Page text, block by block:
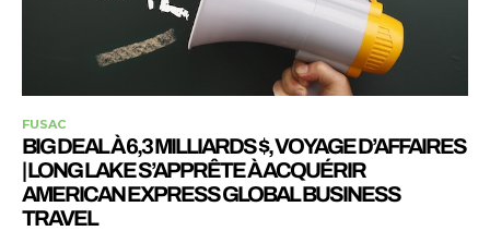
FUSAC
BIG DEAL À 6,3 MILLIARDS $, VOYAGE D’AFFAIRES
| LONG LAKE S’APPRÊTE À ACQUÉRIR
AMERICAN EXPRESS GLOBAL BUSINESS
TRAVEL